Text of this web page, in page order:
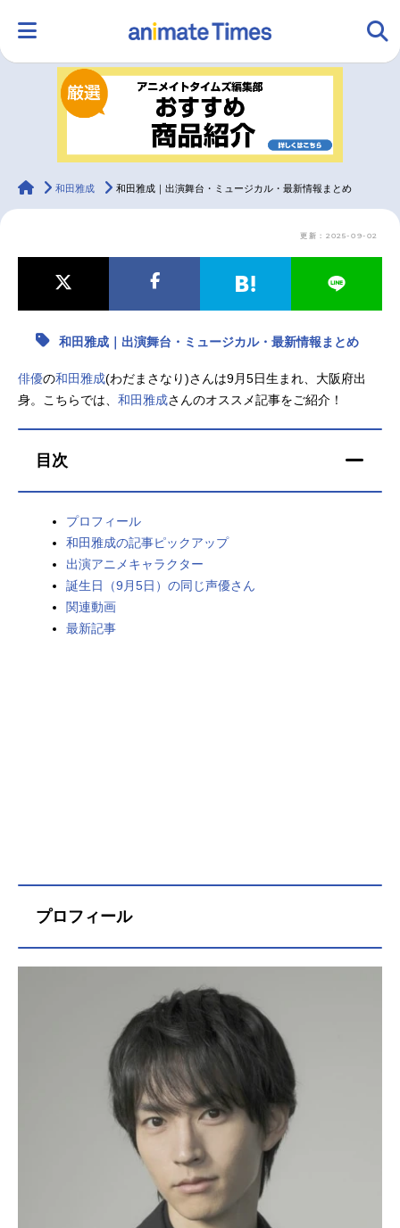
ランキング アニメ
ラジオ
アニメ記事一覧 声優記事一覧
アニメ映画一覧 実写化映画一覧
今期アニメ曜日別一覧
秋アニメ
男性声優/女性声優一覧
animateTimes
和田雅成 和田雅成｜出演舞台・ミュージカル・最新情報まとめ
更新：2025-09-02
和田雅成｜出演舞台・ミュージカル・最新情報まとめ
俳優の和田雅成(わだまさなり)さんは9月5日生まれ、大阪府出
身。こちらでは、 和田雅成さんのオススメ記事をご紹介！
目次
プロフィール
和田雅成の記事ピックアップ
出演アニメキャラクター
誕生日（9月5日）の同じ声優さん
関連動画
最新記事
プロフィール